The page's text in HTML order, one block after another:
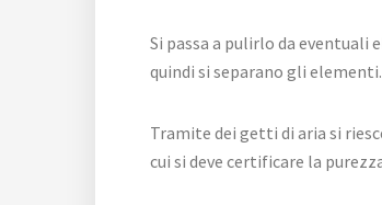
Si passa a pulirlo da
quindi si separano gli elementi.
Tramite dei getti di aria si
cui si deve certificare la